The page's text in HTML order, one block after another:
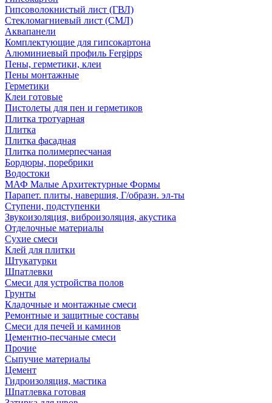
Гипсоволокнистый лист (ГВЛ)
Стекломагниевый лист (СМЛ)
Аквапанели
Комплектующие для гипсокартона
Алюминиевый профиль Fergipps
Пены, герметики, клеи
Пены монтажные
Герметики
Клеи готовые
Пистолеты для пен и герметиков
Плитка тротуарная
Плитка
Плитка фасадная
Плитка полимерпесчаная
Бордюры, поребрики
Водостоки
МАФ Малые Архитектурные Формы
Парапет. плиты, навершия, Г/образн. эл-ты
Ступени, подступенки
Звукоизоляция, виброизоляция, акустика
Отделочные материалы
Сухие смеси
Клей для плитки
Штукатурки
Шпатлевки
Смеси для устройства полов
Грунты
Кладочные и монтажные смеси
Ремонтные и защитные составы
Смеси для печей и каминов
Цементно-песчаные смеси
Прочие
Сыпучие материалы
Цемент
Гидроизоляция, мастика
Шпатлевка готовая